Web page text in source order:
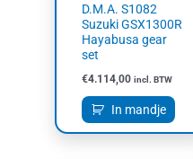
D.M.A. S1082
Suzuki GSX1300R
Hayabusa gear
set
€4.114,00 incl. BTW
In mandje